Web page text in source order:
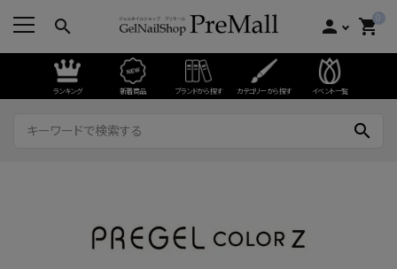
search person 0
shopping_cart
ランキング 新着商品 ブランドから探す カテゴリーから探す イベント一覧
search